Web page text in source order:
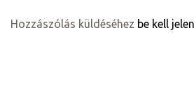
Hozzászólás küldéséhez be kell